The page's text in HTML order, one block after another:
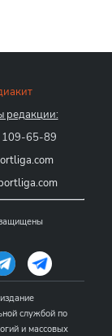
редакции:
109-65-89
службой по
и массовых